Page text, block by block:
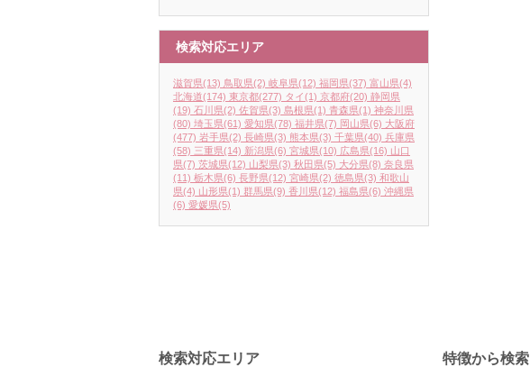
検索対応エリア
滋賀県(13) 鳥取県(2) 岐阜県(12) 福岡県(37) 富山県(4)
北海道(174) 東京都(277) タイ(1) 京都府(20) 静岡県
(19) 石川県(2) 佐賀県(3) 島根県(1) 青森県(1) 神奈川県
(80) 埼玉県(61) 愛知県(78) 福井県(7) 岡山県(6) 大阪府
(477) 岩手県(2) 長崎県(3) 熊本県(3) 千葉県(40) 兵庫県
(58) 三重県(14) 新潟県(6) 宮城県(10) 広島県(16) 山口
県(7) 茨城県(12) 山梨県(3) 秋田県(5) 大分県(8) 奈良県
(11) 栃木県(6) 長野県(12) 宮崎県(2) 徳島県(3) 和歌山
県(4) 山形県(1) 群馬県(9) 香川県(12) 福島県(6) 沖縄県
(6) 愛媛県(5)
検索対応エリア 特徴から検索